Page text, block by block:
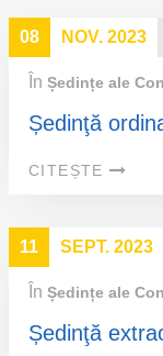
08 NOV. 2023
În Ședințe ale
Ședinţă
CITEȘTE
11 SEPT. 2023
În Ședințe ale
Ședinţă